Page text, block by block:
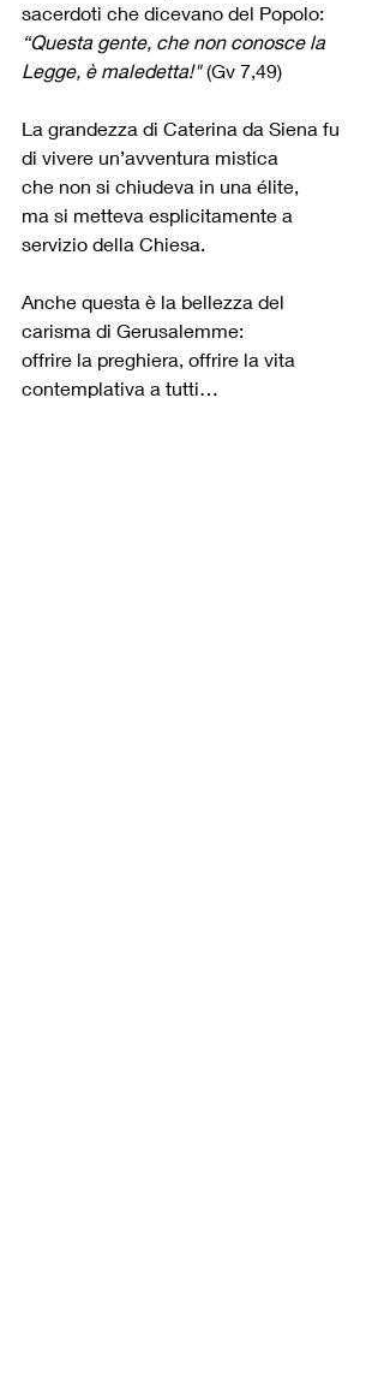
sacerdoti che dicevano del Popolo:
“Questa gente, che non conosce la
Legge, è maledetta!" (Gv 7,49)
La grandezza di Caterina da Siena fu
di vivere un’avventura mistica
che non si chiudeva in una élite,
ma si metteva esplicitamente a
servizio della Chiesa.
Anche questa è la bellezza del
carisma di Gerusalemme:
offrire la preghiera, offrire la vita
contemplativa a tutti…